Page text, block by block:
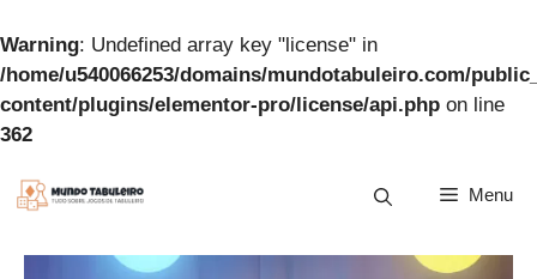
Warning: Undefined array key "license" in
/home/u540066253/domains/mundotabuleiro.com/
content/plugins/elementor-pro/license/api.php on line
362
para
conteúdo
Menu